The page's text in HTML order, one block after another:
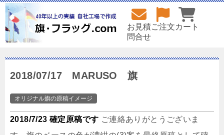
お見積
問合せ
ご注文カート
2018/07/17 MARUSO 旗
オリジナル旗の原稿イメージ
2018/7/23 確定原稿です ご連絡ありがとうございま